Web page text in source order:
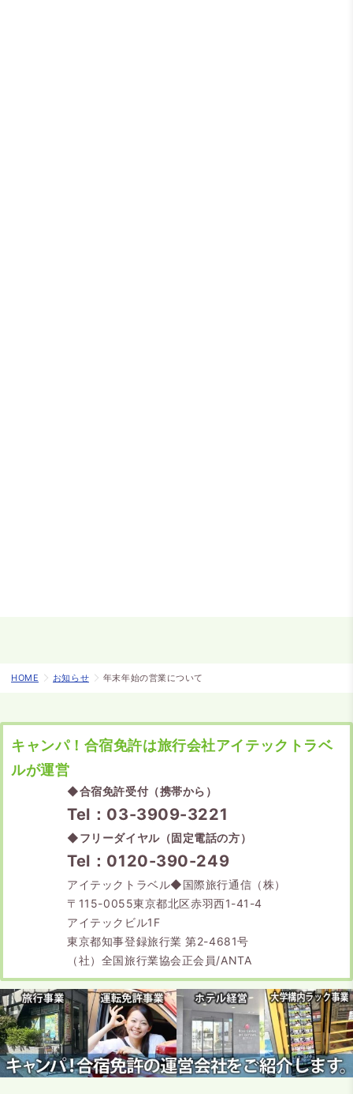
HOME お知らせ 年末年始の営業について
キャンパ！合宿免許は旅行会社アイテックトラベ
ルが運営
◆合宿免許受付（携帯から）
Tel：03-3909-3221
◆フリーダイヤル（固定電話の方）
Tel：0120-390-249
アイテックトラベル◆国際旅行通信（株）
〒115-0055東京都北区赤羽西1-41-4
アイテックビル1F
東京都知事登録旅行業 第2-4681号
（社）全国旅行業協会正会員/ANTA